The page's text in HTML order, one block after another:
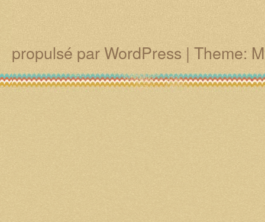
propulsé par WordPress| Theme: